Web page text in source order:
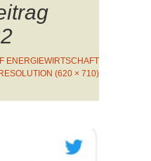
ENERGIEWIRTSCHAFT
(620 × 710)